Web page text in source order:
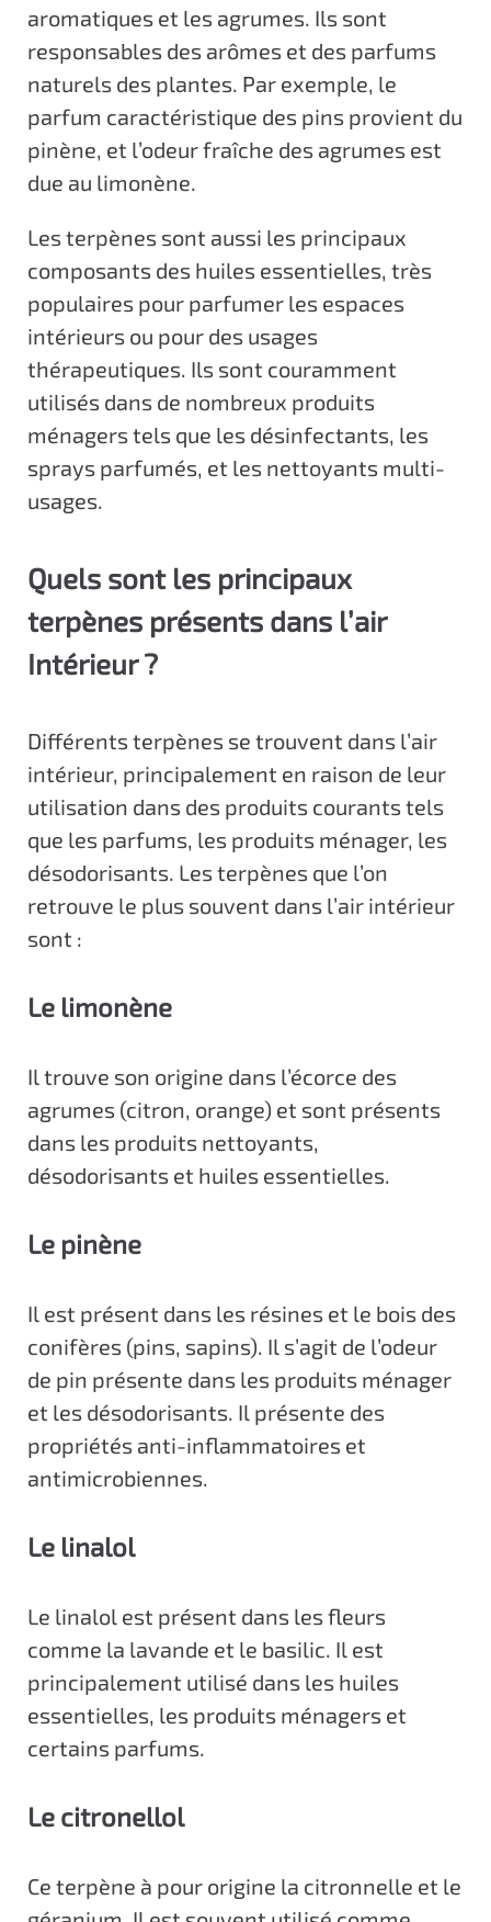
aromatiques et les agrumes. Ils sont
responsables des arômes et des parfums
naturels des plantes. Par exemple, le
parfum caractéristique des pins provient du
pinène, et l’odeur fraîche des agrumes est
due au limonène.
Les terpènes sont aussi les principaux
composants des huiles essentielles, très
populaires pour parfumer les espaces
intérieurs ou pour des usages
thérapeutiques. Ils sont couramment
utilisés dans de nombreux produits
ménagers tels que les désinfectants, les
sprays parfumés, et les nettoyants multi-
usages.
Quels sont les principaux
terpènes présents dans l’air
Intérieur ?
Différents terpènes se trouvent dans l’air
intérieur, principalement en raison de leur
utilisation dans des produits courants tels
que les parfums, les produits ménager, les
désodorisants. Les terpènes que l’on
retrouve le plus souvent dans l’air intérieur
sont :
Le limonène
Il trouve son origine dans l’écorce des
agrumes (citron, orange) et sont présents
dans les produits nettoyants,
désodorisants et huiles essentielles.
Le pinène
Il est présent dans les résines et le bois des
conifères (pins, sapins). Il s’agit de l’odeur
de pin présente dans les produits ménager
et les désodorisants. Il présente des
propriétés anti-inflammatoires et
antimicrobiennes.
Le linalol
Le linalol est présent dans les fleurs
comme la lavande et le basilic. Il est
principalement utilisé dans les huiles
essentielles, les produits ménagers et
certains parfums.
Le citronellol
Ce terpène à pour origine la citronnelle et le